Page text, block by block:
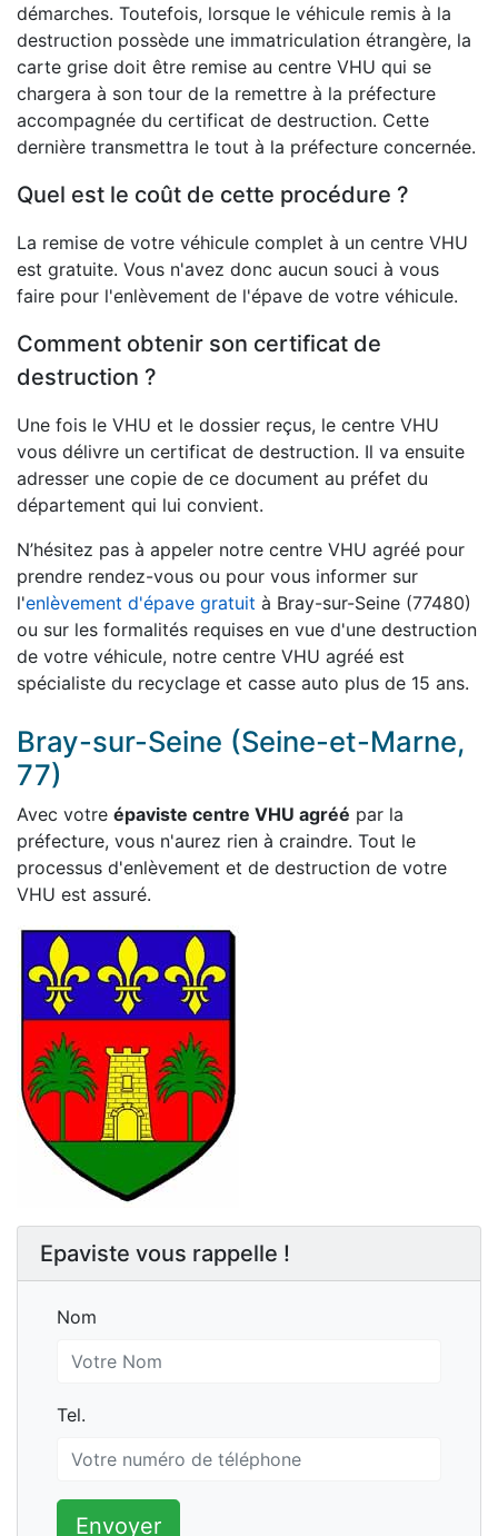
démarches. Toutefois, lorsque le véhicule remis à la
destruction possède une immatriculation étrangère, la
carte grise doit être remise au centre VHU qui se
chargera à son tour de la remettre à la préfecture
accompagnée du certificat de destruction. Cette
dernière transmettra le tout à la préfecture concernée.
Quel est le coût de cette procédure ?
La remise de votre véhicule complet à un centre VHU
est gratuite. Vous n'avez donc aucun souci à vous
faire pour l'enlèvement de l'épave de votre véhicule.
Comment obtenir son certificat de
destruction ?
Une fois le VHU et le dossier reçus, le centre VHU
vous délivre un certificat de destruction. Il va ensuite
adresser une copie de ce document au préfet du
département qui lui convient.
N’hésitez pas à appeler notre centre VHU agréé pour
prendre rendez-vous ou pour vous informer sur
l'enlèvement d'épave gratuit à Bray-sur-Seine (77480)
ou sur les formalités requises en vue d'une destruction
de votre véhicule, notre centre VHU agréé est
spécialiste du recyclage et casse auto plus de 15 ans.
Bray-sur-Seine (Seine-et-Marne,
77)
Avec votre épaviste centre VHU agréé par la
préfecture, vous n'aurez rien à craindre. Tout le
processus d'enlèvement et de destruction de votre
VHU est assuré.
Epaviste vous rappelle !
Nom
Nom
Tel.
Tel.
Envoyer